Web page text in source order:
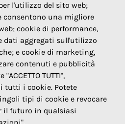
l'utilizzo del sito web;
consentono una migliore
cookie di performance,
dati aggregati sull'utilizzo
e cookie di marketing,
contenuti e pubblicità
TUTTI",
tutti i cookie. Potete
tipi di cookie e revocare
il futuro in qualsiasi